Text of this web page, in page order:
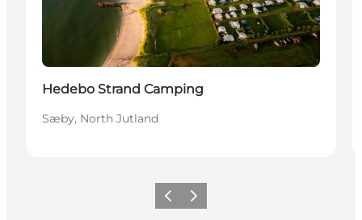
Hedebo Strand Camping
Sæby, North Jutland
Vorige Volgende